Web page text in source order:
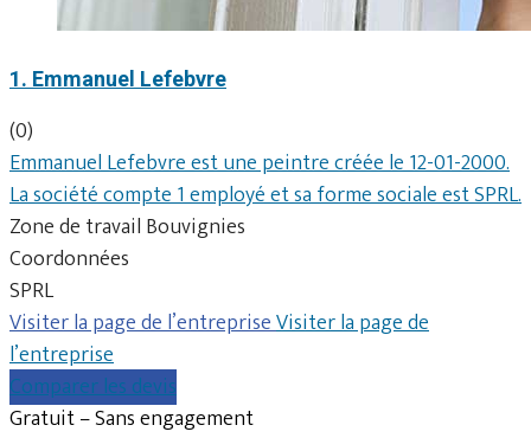
1. Emmanuel Lefebvre
(0)
Emmanuel Lefebvre est une peintre créée le 12-01-2000.
La société compte 1 employé et sa forme sociale est SPRL.
Zone de travail Bouvignies
Coordonnées
SPRL
Visiter la page de l’entrepriseVisiter la page de
l’entreprise
Comparer les devis
Gratuit – Sans engagement